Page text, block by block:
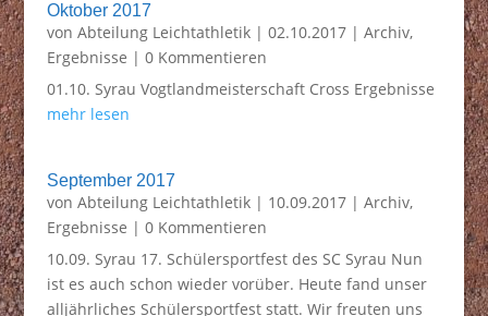
Oktober 2017
von Abteilung Leichtathletik| 02.10.2017| Archiv,
Ergebnisse | 0 Kommentieren
01.10. Syrau Vogtlandmeisterschaft Cross Ergebnisse
mehr lesen
September 2017
von Abteilung Leichtathletik| 10.09.2017| Archiv,
Ergebnisse | 0 Kommentieren
10.09. Syrau 17. Schülersportfest des SC Syrau Nun
ist es auch schon wieder vorüber. Heute fand unser
alljährliches Schülersportfest statt. Wir freuten uns